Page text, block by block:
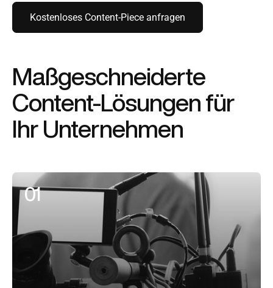
Kostenloses Content-Piece anfragen
Maßgeschneiderte
Content-Lösungen für
Ihr Unternehmen
01